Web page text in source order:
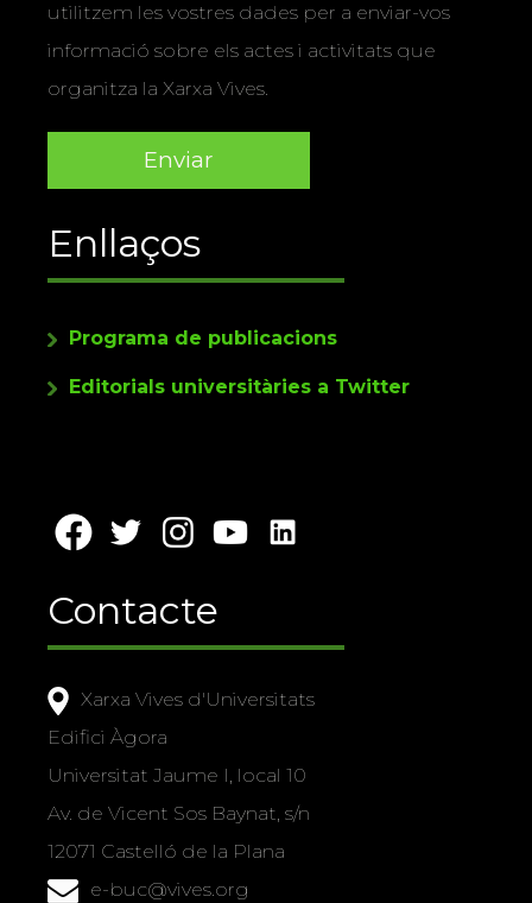
utilitzem les vostres dades per a enviar-vos
informació sobre els actes i activitats que
organitza la Xarxa Vives.
Enllaços
Programa de publicacions
Editorials universitàries a Twitter
Contacte
Xarxa Vives d'Universitats
Edifici Àgora
Universitat Jaume I, local 10
Av. de Vicent Sos Baynat, s/n
12071 Castelló de la Plana
e-buc@vives.org